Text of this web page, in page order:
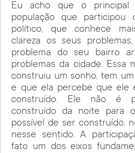
Eu acho que o
população que participou
político, que conhece
clareza os seus
problema do seu bairro
problemas da cidade. Essa
construiu um sonho, tem
e que ela percebe que ele
construído. Ele não é
construído da noite para
possível de ser construído,
nesse sentido. A
fato um dos eixos